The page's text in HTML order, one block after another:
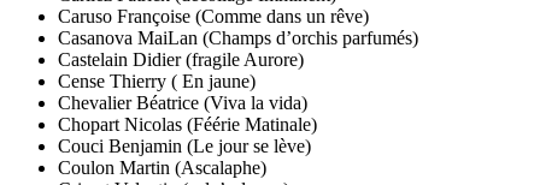
Caruso Françoise (Comme dans un rêve)
Casanova MaiLan (Champs d’orchis parfumés)
Castelain Didier (fragile Aurore)
Cense Thierry ( En jaune)
Chevalier Béatrice (Viva la vida)
Chopart Nicolas (Féérie Matinale)
Couci Benjamin (Le jour se lève)
Coulon Martin (Ascalaphe)